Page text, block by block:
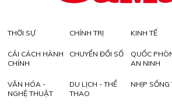
THỜI SỰ CHÍNH TRỊ KINH TẾ
CẢI CÁCH HÀNH
CHÍNH
CHUYỂN ĐỔI SỐ
QUỐC
AN NINH
VĂN HÓA -
NGHỆ THUẬT
DU LỊCH - THỂ
THAO
NHỊP SỐNG